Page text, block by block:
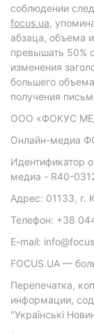
соблюдении
focus.ua,
абзаца, объема
превышать 50%
изменения
большего
получения
ООО «ФОКУС
Онлайн-медиа
Идентификатор
медиа - R40-
Адрес: 01133, г.
Телефон: +38
E-mail:
FOCUS.UA —
Перепечатка,
информации,
"Українські